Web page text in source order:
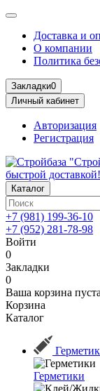
Доставка и
О компании
Политика
Закладки0
Личный кабинет
Авторизация
Регистрация
Каталог
+7 (981) 199-36-10
+7 (952) 281-78-98
Войти
0
Закладки
0
Ваша корзина
Корзина
Каталог
Герметики